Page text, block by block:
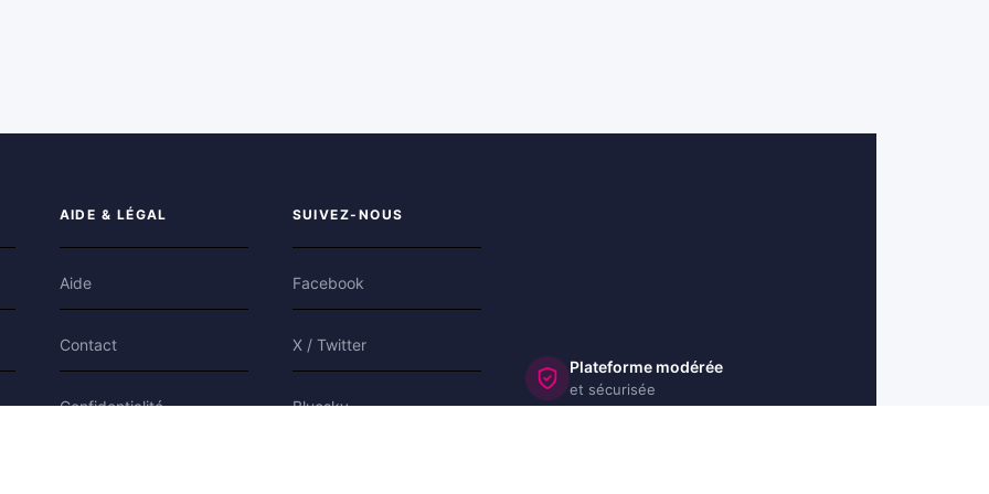
AIDE & LÉGAL
Aide
Contact
Confidentialité
SUIVEZ-NOUS
Facebook
X / Twitter
Bluesky
Plateforme modérée
et sécurisée